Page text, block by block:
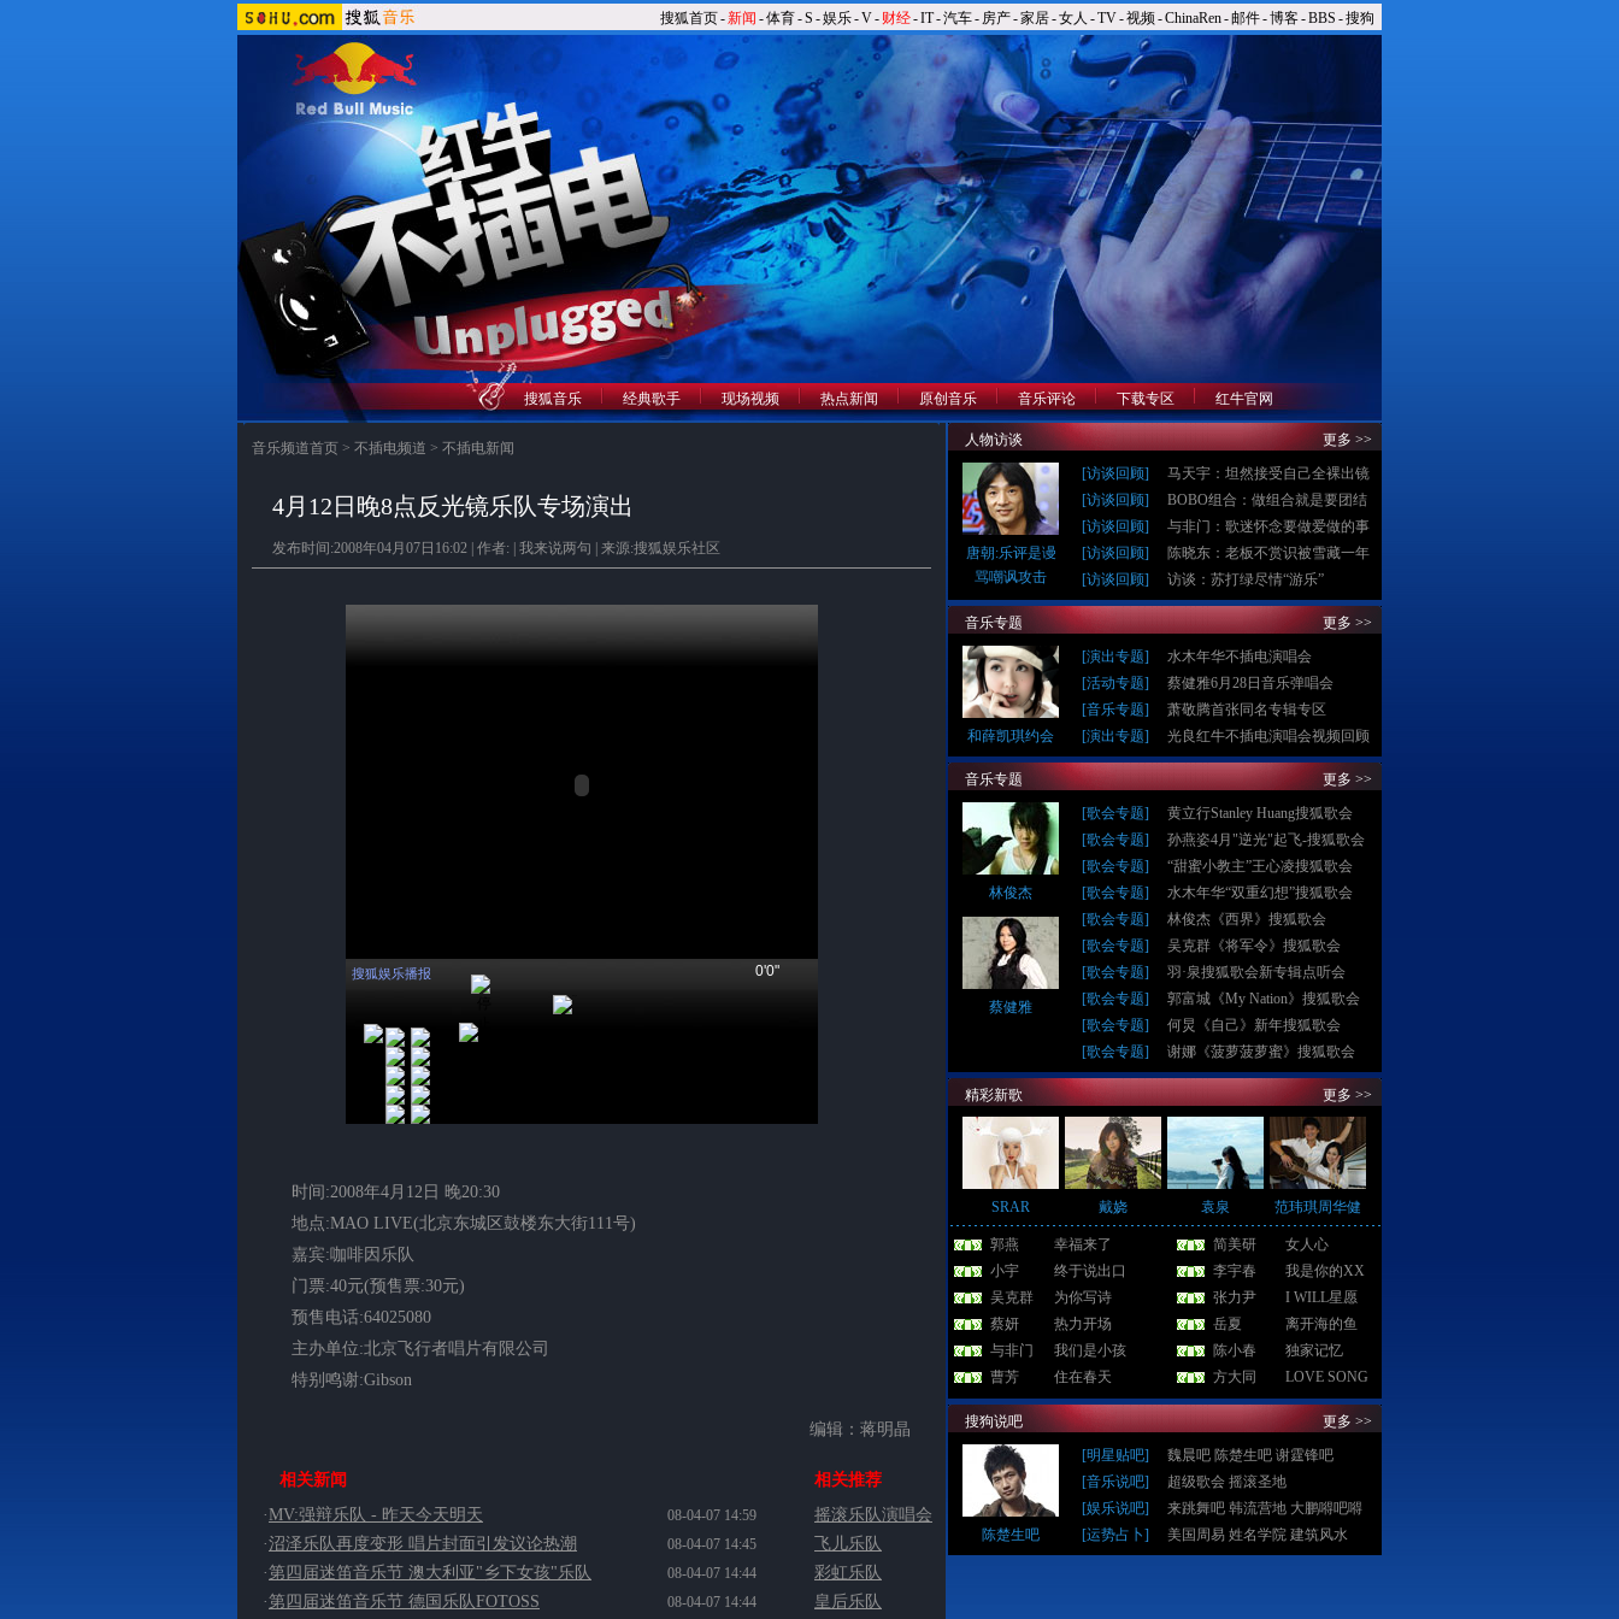
搜狐首页-新闻 -体育-S -娱乐-V- 财经-IT-汽车- 房产-家居-女人 -TV-视频-ChinaRen-邮件-博客-BBS -搜狗
搜狐音乐 经典歌手 现场视频 热点新闻 原创音乐 音乐评论 下载专区 红牛官网
音乐频道首页 > 不插电频道 > 不插电新闻
4月12日晚8点反光镜乐队专场演出
发布时间:2008年04月07日16:02 | 作者: | 我来说两句 | 来源:搜狐娱乐社区
搜狐娱乐播报 0'0"
时间:2008年4月12日 晚20:30
地点:MAO LIVE(北京东城区鼓楼东大街111号)
嘉宾:咖啡因乐队
门票:40元(预售票:30元)
预售电话:64025080
主办单位:北京飞行者唱片有限公司
特别鸣谢:Gibson
编辑：蒋明晶
相关新闻
08-04-07 14:59
·MV:强辩乐队 - 昨天今天明天
08-04-07 14:45
·沼泽乐队再度变形 唱片封面引发议论热潮
08-04-07 14:44
·第四届迷笛音乐节 澳大利亚"乡下女孩"乐队
08-04-07 14:44
·第四届迷笛音乐节 德国乐队FOTOSS
相关推荐
摇滚乐队演唱会
飞儿乐队
彩虹乐队
皇后乐队
人物访谈 更多 >>
唐朝:乐评是谩
骂嘲讽攻击
[访谈回顾]
马天宇：坦然接受自己全裸出镜
[访谈回顾]
BOBO组合：做组合就是要团结
[访谈回顾]
与非门：歌迷怀念要做爱做的事
[访谈回顾]
陈晓东：老板不赏识被雪藏一年
[访谈回顾] 访谈：苏打绿尽情“游乐”
音乐专题 更多 >>
和薛凯琪约会
[演出专题]
水木年华不插电演唱会
[活动专题]
蔡健雅6月28日音乐弹唱会
[音乐专题]
萧敬腾首张同名专辑专区
[演出专题] 光良红牛不插电演唱会视频回顾
音乐专题 更多 >>
林俊杰
蔡健雅
[歌会专题]
黄立行Stanley Huang搜狐歌会
[歌会专题]
孙燕姿4月"逆光"起飞-搜狐歌会
[歌会专题]
“甜蜜小教主”王心凌搜狐歌会
[歌会专题]
水木年华“双重幻想”搜狐歌会
[歌会专题]
林俊杰《西界》搜狐歌会
[歌会专题]
吴克群《将军令》搜狐歌会
[歌会专题]
羽·泉搜狐歌会新专辑点听会
[歌会专题]
郭富城《My Nation》搜狐歌会
[歌会专题]
何炅《自己》新年搜狐歌会
[歌会专题] 谢娜《菠萝菠萝蜜》搜狐歌会
精彩新歌 更多 >>
SRAR 戴娆 袁泉 范玮琪周华健
郭燕
幸福来了
小宇
终于说出口
吴克群
为你写诗
蔡妍
热力开场
与非门
我们是小孩
曹芳
住在春天
简美研
女人心
李宇春
我是你的XX
张力尹
I WILL星愿
岳夏
离开海的鱼
陈小春
独家记忆
方大同
LOVE SONG
搜狗说吧 更多 >>
陈楚生吧
[明星贴吧] 魏晨吧 陈楚生吧 谢霆锋吧
[音乐说吧] 超级歌会 摇滚圣地
[娱乐说吧] 来跳舞吧 韩流营地 大鹏嘚吧嘚
[运势占卜] 美国周易 姓名学院 建筑风水